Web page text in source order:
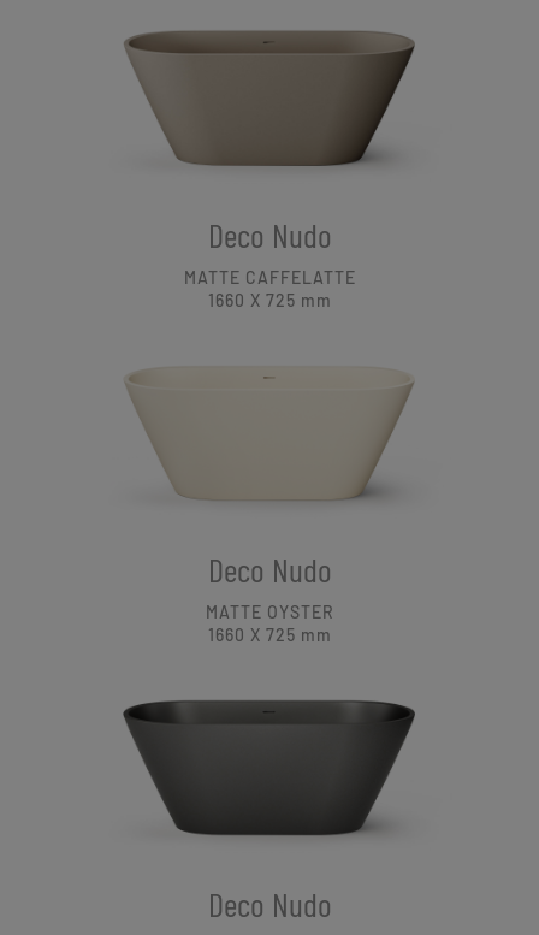
Deco Nudo
MATTE CAFFELATTE
1660 X 725 mm
Deco Nudo
MATTE OYSTER
1660 X 725 mm
Deco Nudo